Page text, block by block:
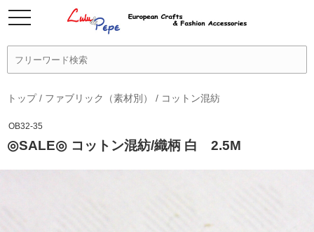
トップ/ ファブリック（素材別） / コットン混紡
OB32-35
◎SALE◎ コットン混紡/織柄 白 2.5M